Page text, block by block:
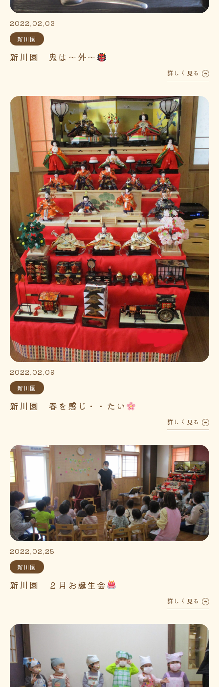
2022.02.03
新川園
新川園 鬼は～外～
詳しく見る
2022.02.09
新川園
新川園 春を感じ・・たい
詳しく見る
2022.02.25
新川園
新川園 ２月お誕生会
詳しく見る